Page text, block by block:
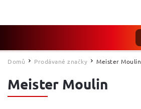
Domů / Prodávané značky / Meister Moulin
Meister Moulin